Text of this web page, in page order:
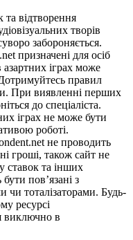
та відтворення
творів
забороняється.
призначені для осіб
іграх може
правил
При виявленні перших
до спеціаліста.
іграх не може бути
роботі.
не проводить
гроші, також сайт не
ставок та інших
пов’язані з
чи тоталізаторами. Будь-
ресурсі
виключно в